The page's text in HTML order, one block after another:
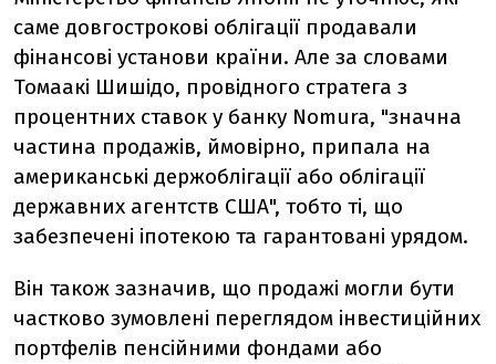
саме довгострокові облігації продавали
фінансові установи країни. Але за словами
Томаакі Шишідо, провідного стратега з
процентних ставок у банку Nomura, "значна
частина продажів, ймовірно, припала на
американські держоблігації або облігації
державних агентств США", тобто ті, що
забезпечені іпотекою та гарантовані урядом.
Він також зазначив, що продажі могли бути
частково зумовлені переглядом інвестиційних
портфелів пенсійними фондами або